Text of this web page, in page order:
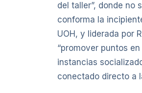
del taller”, donde no
conforma la
UOH, y liderada por
“promover puntos
instancias
conectado directo a